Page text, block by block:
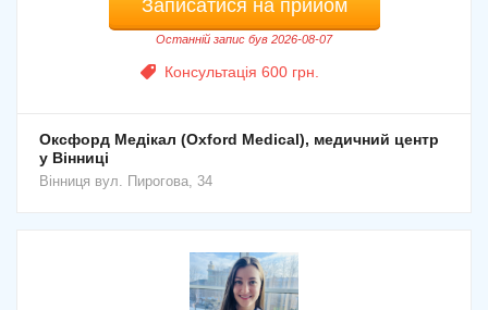
Записатися на прийом
Останній запис був 2026-08-07
Консультація 600 грн.
Оксфорд Медікал (Oxford Medical), медичний центр
у Вінниці
Вінниця вул. Пирогова, 34